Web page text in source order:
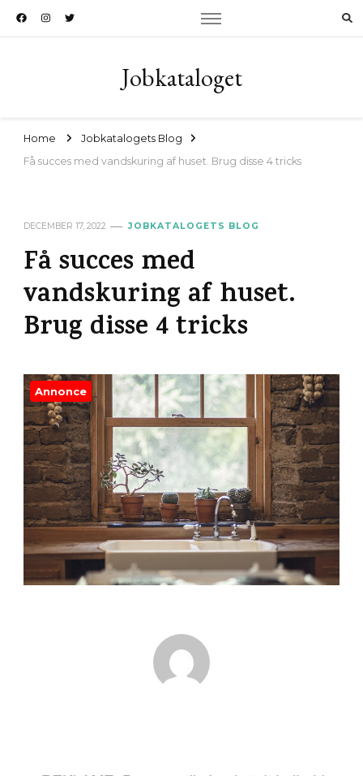
Jobkataloget
Home
Jobkatalogets Blog
Få succes med vandskuring af huset. Brug disse 4 tricks
DECEMBER 17, 2022 JOBKATALOGETS BLOG
Få succes med
vandskuring af huset.
Brug disse 4 tricks
Annonce